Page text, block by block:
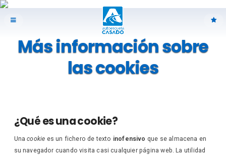
Más información sobre
las cookies
¿Qué es una cookie?
Unacookie es un fichero de texto inofensivo que se almacena en
su navegador cuando visita casi cualquier página web. La utilidad